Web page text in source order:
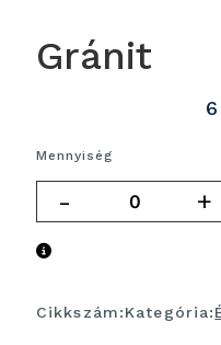
Gránit
Mennyiség
- +
Cikkszám:Kategória: